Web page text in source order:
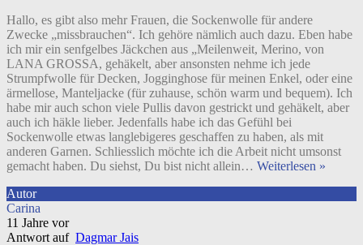
Hallo, es gibt also mehr Frauen, die Sockenwolle für andere
Zwecke „missbrauchen“. Ich gehöre nämlich auch dazu. Eben habe
ich mir ein senfgelbes Jäckchen aus „Meilenweit, Merino, von
LANA GROSSA, gehäkelt, aber ansonsten nehme ich jede
Strumpfwolle für Decken, Jogginghose für meinen Enkel, oder eine
ärmellose, Manteljacke (für zuhause, schön warm und bequem). Ich
habe mir auch schon viele Pullis davon gestrickt und gehäkelt, aber
auch ich häkle lieber. Jedenfalls habe ich das Gefühl bei
Sockenwolle etwas langlebigeres geschaffen zu haben, als mit
anderen Garnen. Schliesslich möchte ich die Arbeit nicht umsonst
gemacht haben. Du siehst, Du bist nicht allein… Weiterlesen »
Autor
Carina
11 Jahre vor
Antwort auf Dagmar Jais